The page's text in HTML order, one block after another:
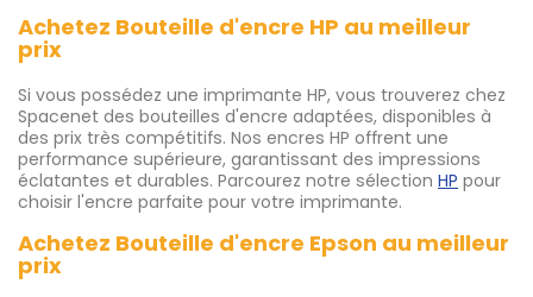
Achetez Bouteille d'encre HP au meilleur
prix
Si vous possédez une imprimante HP, vous trouverez chez
Spacenet des bouteilles d'encre adaptées, disponibles à
des prix très compétitifs. Nos encres HP offrent une
performance supérieure, garantissant des impressions
éclatantes et durables. Parcourez notre sélection HP pour
choisir l'encre parfaite pour votre imprimante.
Achetez Bouteille d'encre Epson au meilleur
prix